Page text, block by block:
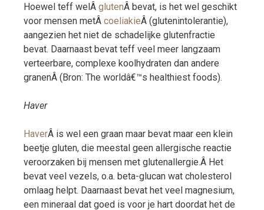
Hoewel teff welÂ glutenÂ bevat, is het wel geschikt
voor mensen metÂ coeliakieÂ (glutenintolerantie),
aangezien het niet de schadelijke glutenfractie
bevat. Daarnaast bevat teff veel meer langzaam
verteerbare, complexe koolhydraten dan andere
granenÂ (Bron: The worldâ€™s healthiest foods).
Haver
HaverÂ is wel een graan maar bevat maar een klein
beetje gluten, die meestal geen allergische reactie
veroorzaken bij mensen met glutenallergie.Â Het
bevat veel vezels, o.a. beta-glucan wat cholesterol
omlaag helpt. Daarnaast bevat het veel magnesium,
een mineraal dat goed is voor je hart doordat het de